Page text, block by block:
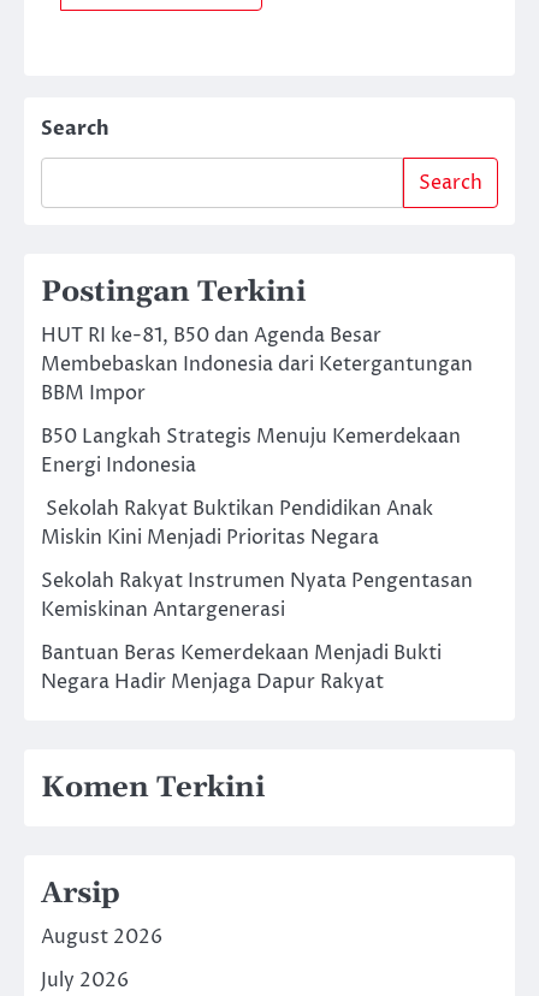
Search
Search
Postingan Terkini
HUT RI ke-81, B50 dan Agenda Besar
Membebaskan Indonesia dari Ketergantungan
BBM Impor
B50 Langkah Strategis Menuju Kemerdekaan
Energi Indonesia
Sekolah Rakyat Buktikan Pendidikan Anak
Miskin Kini Menjadi Prioritas Negara
Sekolah Rakyat Instrumen Nyata Pengentasan
Kemiskinan Antargenerasi
Bantuan Beras Kemerdekaan Menjadi Bukti
Negara Hadir Menjaga Dapur Rakyat
Komen Terkini
Arsip
August 2026
July 2026